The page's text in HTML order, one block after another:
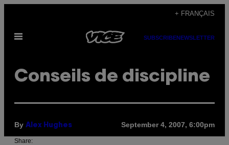
content
+ FRANÇAIS
Open
SUBSCRIBENEWSLETTER
Conseils de discipline
By Alex Hughes September 4, 2007, 6:00pm
Share: